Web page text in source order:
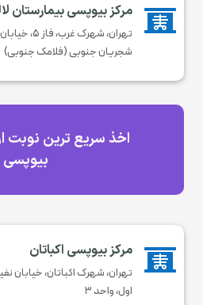
 مرکز بیوپسی بیمارستان
تهران،
شجريان جنوبی (فلامک جنوبی)
اخذ سریع ترین نوبت
بیوپسی
 مرکز بیوپسی اکباتان
تهران، شهرک اکباتان، خیابان
اول، واحد ۳